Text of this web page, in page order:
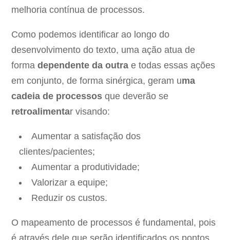
melhoria contínua de processos.
Como podemos identificar ao longo do
desenvolvimento do texto, uma ação atua de
formadependente da outra e todas essas ações
em conjunto, de forma sinérgica, geram uma
cadeia de processosque deverão se
retroalimentar visando:
Aumentar a satisfação dos
clientes/pacientes;
Aumentar a produtividade;
Valorizar a equipe;
Reduzir os custos.
O mapeamento de processos é fundamental, pois
é através dele que serão identificados os pontos